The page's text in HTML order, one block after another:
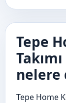
Tepe
nelere
Tepe Home